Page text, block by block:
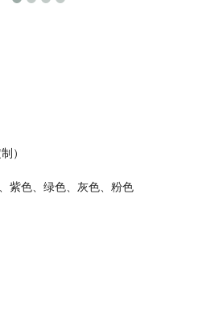
）
紫色、绿色、灰色、粉色